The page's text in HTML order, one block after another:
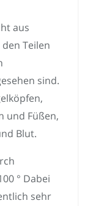
aus
Teilen
sind.
und Füßen,
Blut.
° Dabei
sehr